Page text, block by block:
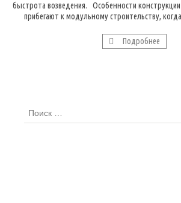
быстрота возведения. Особенности конструкции
прибегают к модульному строительству,
многоэтажной […]
Подробнее